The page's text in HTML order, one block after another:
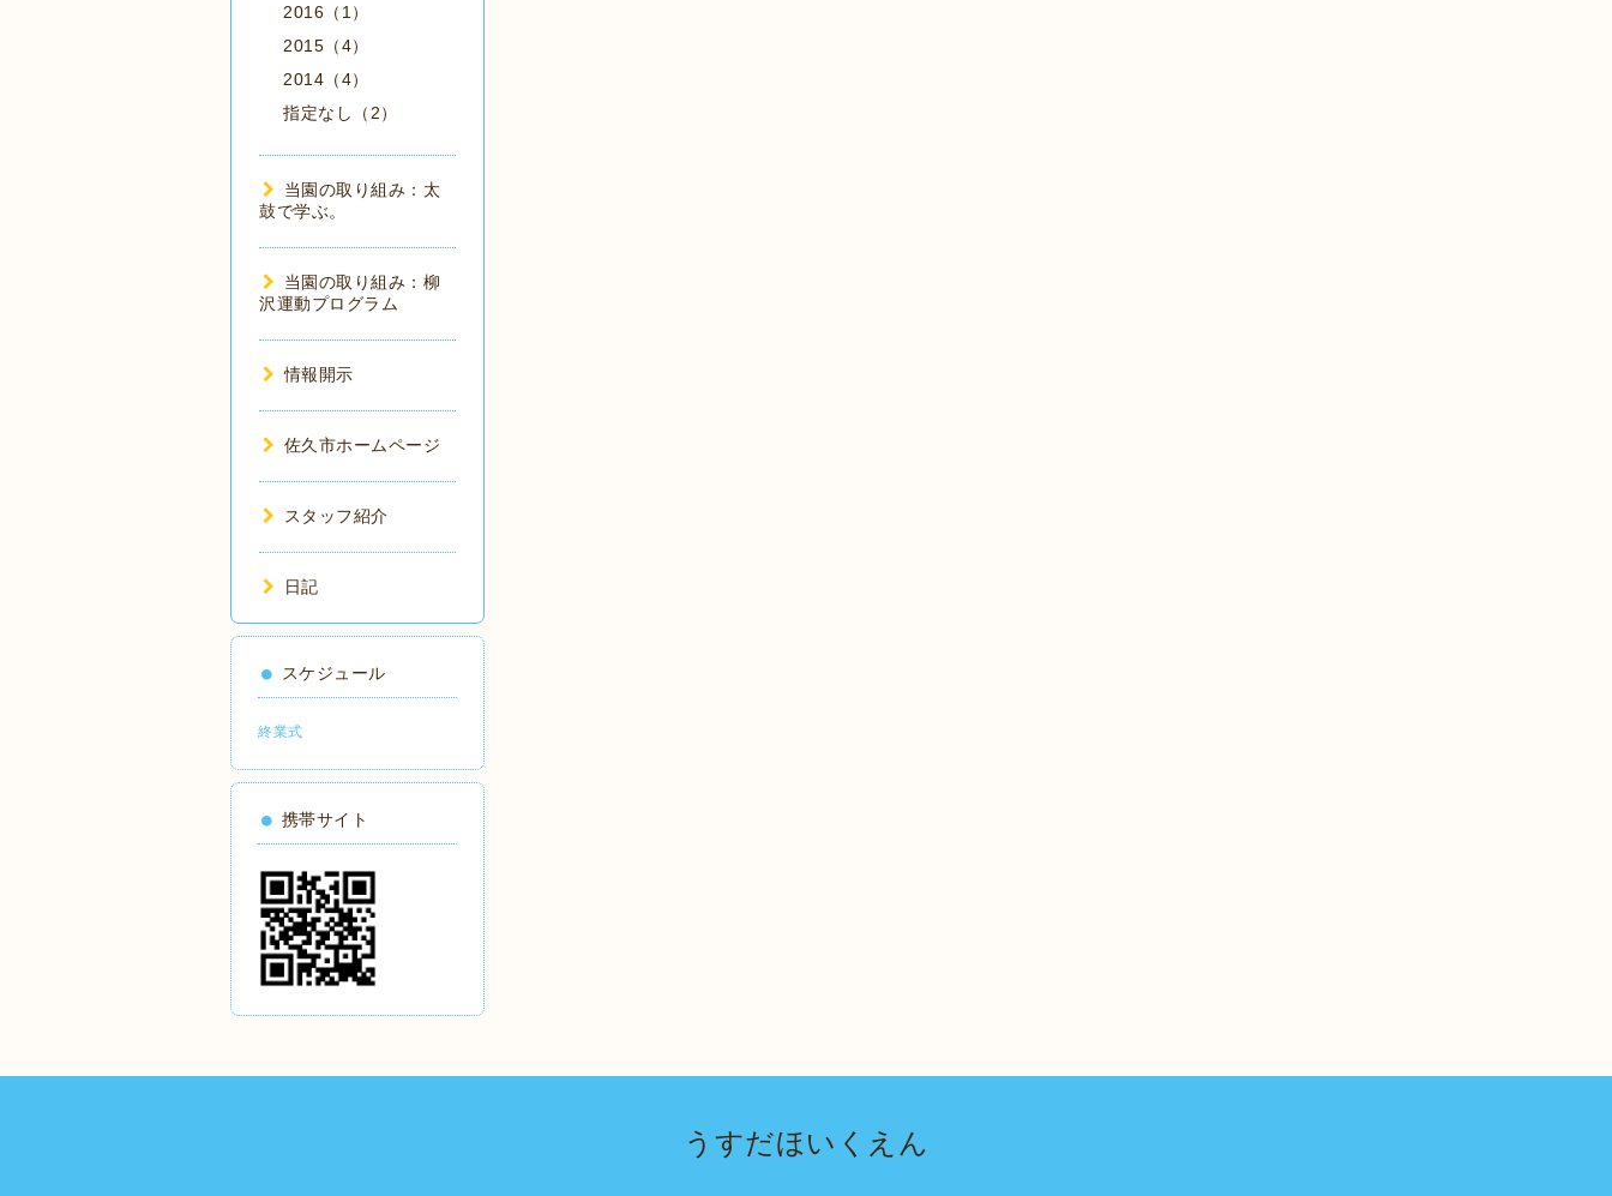
2016（1）
2015（4）
2014（4）
指定なし（2）
当園の取り組み：太
鼓で学ぶ。
当園の取り組み：柳
沢運動プログラム
情報開示
佐久市ホームページ
スタッフ紹介
日記
スケジュール
終業式
携帯サイト
うすだほいくえん